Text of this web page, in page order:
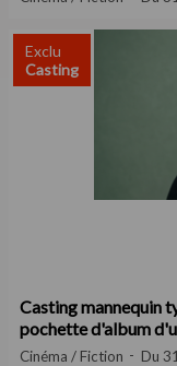
Exclu
Casting
Casting mannequin
pochette d'album
Cinéma / Fiction Du